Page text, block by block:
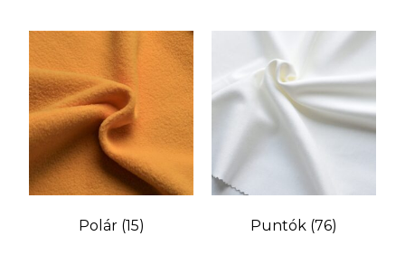
Polár (15) Puntók (76)